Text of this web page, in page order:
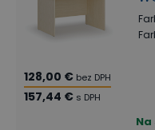
128,00 € bez DPH
157,44 € s DPH